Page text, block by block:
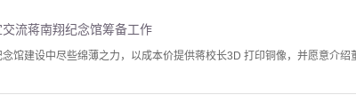
流蒋南翔纪念馆筹备工作
馆建设中尽些绵薄之力，以成本价提供蒋校长3D 打印铜像，并愿意介绍